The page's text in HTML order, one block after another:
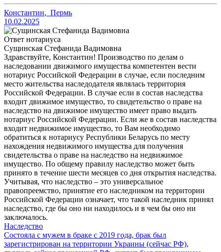
Константин, Пермь
10.02.2025
Ответ нотариуса
Сущинская Стефанида Вадимовна
Здравствуйте, Константин! Производство по делам о
наследовании движимого имущества компетентен вести
нотариус Российской Федерации в случае, если последним
место жительства наследодателя являлась территория
Российской Федерации. В случае если в состав наследства
входит движимое имущество, то свидетельство о праве на
наследство на движимое имущество имеет право выдать
нотариус Российской Федерации. Если же в состав наследства
входит недвижимое имущество, то Вам необходимо
обратиться к нотариусу Республики Беларусь по месту
нахождения недвижимого имущества для получения
свидетельства о праве на наследство на недвижимое
имущество. По общему правилу наследство может быть
принято в течение шести месяцев со дня открытия наследства.
Учитывая, что наследство – это универсальное
правопреемство, принятие его наследником на территории
Российской Федерации означает, что такой наследник принял
наследство, где бы оно ни находилось и в чем бы оно ни
заключалось.
Наследство
Состояла с мужем в браке с 2019 года, брак был
зарегистрирован на территории Украины (сейчас РФ),